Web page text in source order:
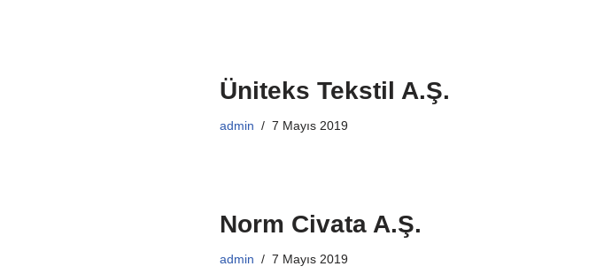
Üniteks Tekstil A.Ş.
admin 7 Mayıs 2019
Norm Civata A.Ş.
admin 7 Mayıs 2019